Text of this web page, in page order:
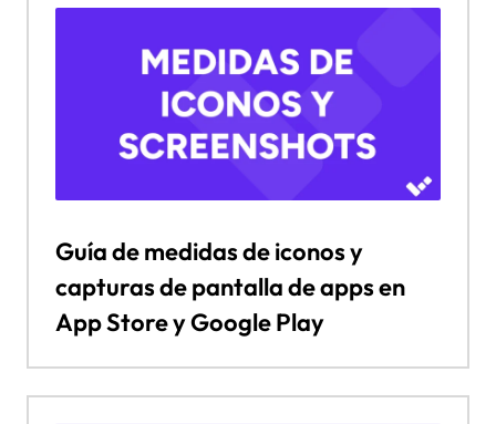
Guía de medidas de iconos y
capturas de pantalla de apps en
App Store y Google Play